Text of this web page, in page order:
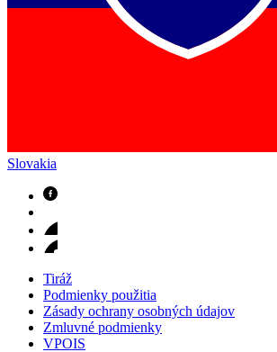
Slovakia
Tiráž
Podmienky použitia
Zásady ochrany osobných údajov
Zmluvné podmienky
VPOIS